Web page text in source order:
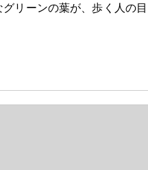
リーンの葉が、歩く人の目